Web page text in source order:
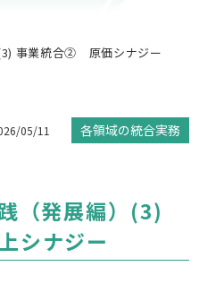
事業統合② 原価シナジー
05/11 各領域の統合実務
（発展編）(3)
シナジー